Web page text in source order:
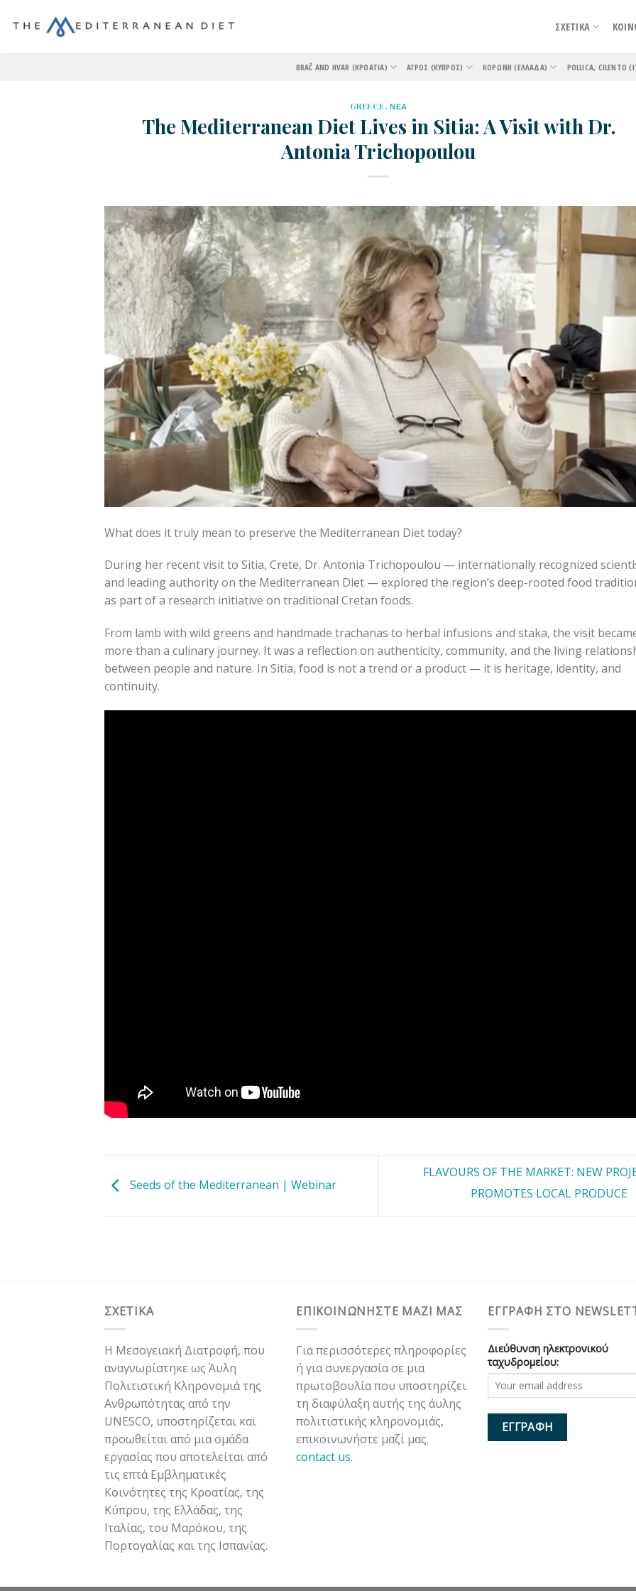
ΣΧΕΤΙΚΑ
BRAČ AND HVAR (ΚΡΟΑΤΊΑ) ΑΓΡΌΣ (ΚΎΠΡΟΣ) ΚΟΡΏΝΗ (ΕΛΛΆΔΑ) POLLICA, CILENTO
GREECE,ΝΕΑ
The Mediterranean Diet Lives in Sitia: A Visit with Dr.
Antonia Trichopoulou
What does it truly mean to preserve the Mediterranean Diet today?
During her recent visit to Sitia, Crete, Dr. Antonia Trichopoulou — internationally recognized
and leading authority on the Mediterranean Diet — explored the region’s deep-rooted food
as part of a research initiative on traditional Cretan foods.
From lamb with wild greens and handmade trachanas to herbal infusions and staka, the visit
more than a culinary journey. It was a reflection on authenticity, community, and the living
between people and nature. In Sitia, food is not a trend or a product — it is heritage, identity, and
continuity.
Seeds of the Mediterranean | Webinar
FLAVOURS OF THE MARKET: NEW
PROMOTES LOCAL PRODUCE
ΣΧΕΤΙΚΑ
Η Μεσογειακή Διατροφή, που
αναγνωρίστηκε ως Άυλη
Πολιτιστική Κληρονομιά της
Ανθρωπότητας από την
UNESCO, υποστηρίζεται και
προωθείται από μια ομάδα
εργασίας που αποτελείται από
τις επτά Εμβληματικές
Κοινότητες της Κροατίας, της
Κύπρου, της Ελλάδας, της
Ιταλίας, του Μαρόκου, της
Πορτογαλίας και της Ισπανίας.
ΕΠΙΚΟΙΝΩΝΗΣΤΕ ΜΑΖΙ ΜΑΣ
Για περισσότερες πληροφορίες
ή για συνεργασία σε μια
πρωτοβουλία που υποστηρίζει
τη διαφύλαξη αυτής της άυλης
πολιτιστικής κληρονομιάς,
επικοινωνήστε μαζί μας.
contact us.
ΕΓΓΡΑΦΗ ΣΤΟ
Διεύθυνση ηλεκτρονικού
ταχυδρομείου: